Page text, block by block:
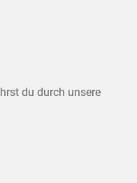
du durch unsere